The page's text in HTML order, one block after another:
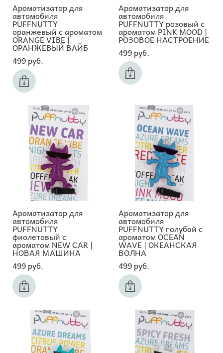
Ароматизатор для
автомобиля
PUFFNUTTY
оранжевый с ароматом
ORANGE VIBE |
ОРАНЖЕВЫЙ ВАЙБ
499 pуб.
Ароматизатор для
автомобиля
PUFFNUTTY розовый с
ароматом PINK MOOD |
РОЗОВОЕ НАСТРОЕНИЕ
499 pуб.
Ароматизатор для
автомобиля
PUFFNUTTY
фиолетовый с
ароматом NEW CAR |
НОВАЯ МАШИНА
499 pуб.
Ароматизатор для
автомобиля
PUFFNUTTY голубой с
ароматом OCEAN
WAVE | ОКЕАНСКАЯ
ВОЛНА
499 pуб.